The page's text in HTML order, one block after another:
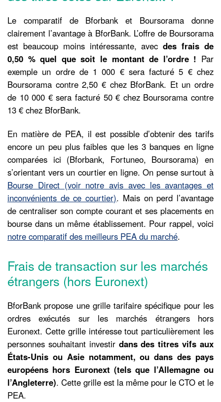
Le comparatif de Bforbank et Boursorama donne
clairement l’avantage à BforBank. L’offre de Boursorama
est beaucoup moins intéressante, avecdes frais de
0,50 % quel que soit le montant de l’ordre ! Par
exemple un ordre de 1 000 € sera facturé 5 € chez
Boursorama contre 2,50 € chez BforBank. Et un ordre
de 10 000 € sera facturé 50 € chez Boursorama contre
13 € chez BforBank.
En matière de PEA, il est possible d’obtenir des tarifs
encore un peu plus faibles que les 3 banques en ligne
comparées ici (Bforbank, Fortuneo, Boursorama) en
s’orientant vers un courtier en ligne. On pense surtout à
Bourse Direct (voir notre avis avec les avantages et
inconvénients de ce courtier). Mais on perd l’avantage
de centraliser son compte courant et ses placements en
bourse dans un même établissement. Pour rappel, voici
notre comparatif des meilleurs PEA du marché.
Frais de transaction sur les marchés
étrangers (hors Euronext)
BforBank propose une grille tarifaire spécifique pour les
ordres exécutés sur les marchés étrangers hors
Euronext. Cette grille intéresse tout particulièrement les
personnes souhaitant investir dans des titres vifs aux
États-Unis ou Asie notamment, ou dans des pays
européens hors Euronext (tels que l’Allemagne ou
l’Angleterre). Cette grille est la même pour le CTO et le
PEA.